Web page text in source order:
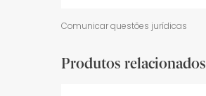
Comunicar questões jurídicas
Produtos relacionados